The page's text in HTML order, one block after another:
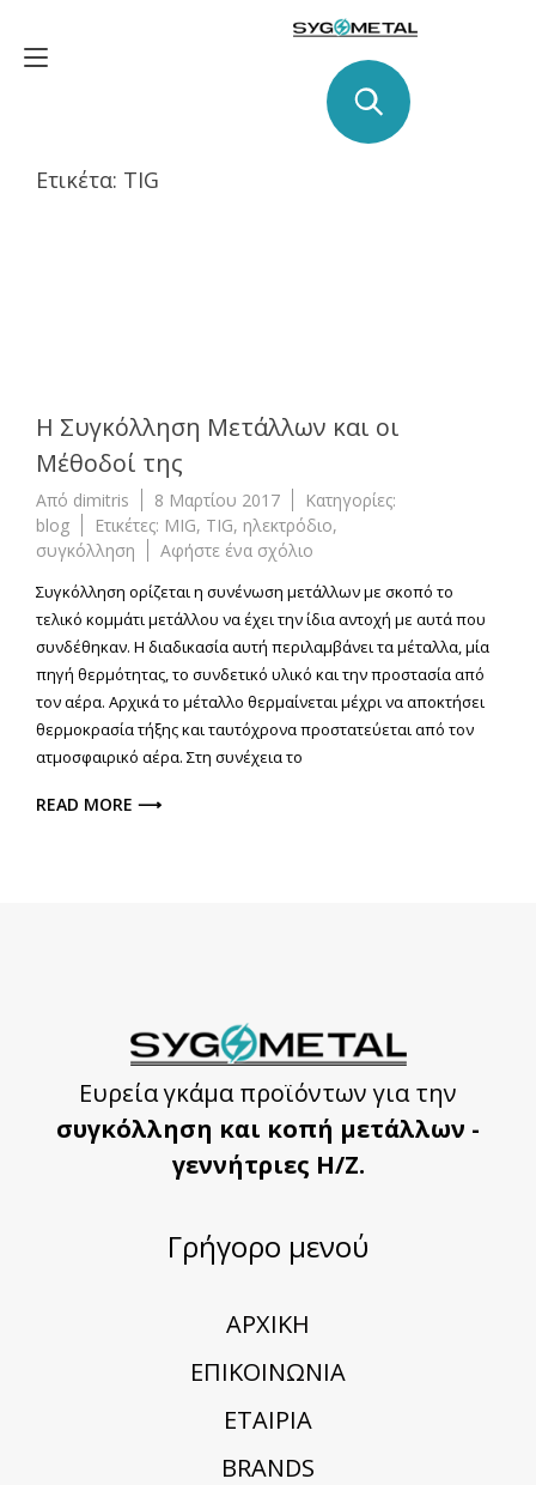
contentToggle
Ετικέτα: TIG
Η Συγκόλληση Μετάλλων και οι
Μέθοδοί της
Από dimitris 8 Μαρτίου 2017
Κατηγορίες:
blog
Ετικέτες: MIG, TIG, ηλεκτρόδιο,
συγκόλληση
Αφήστε ένα σχόλιο
Συγκόλληση
Μετάλλων
και
οι
Μέθοδοί
της
Συγκόλληση ορίζεται η συνένωση μετάλλων με σκοπό το
τελικό κομμάτι μετάλλου να έχει την ίδια αντοχή με αυτά που
συνδέθηκαν. Η διαδικασία αυτή περιλαμβάνει τα μέταλλα, μία
πηγή θερμότητας, το συνδετικό υλικό και την προστασία από
τον αέρα. Αρχικά το μέταλλο θερμαίνεται μέχρι να αποκτήσει
θερμοκρασία τήξης και ταυτόχρονα προστατεύεται από τον
ατμοσφαιρικό αέρα. Στη συνέχεια το
READ MORE ⟶
Ευρεία γκάμα προϊόντων για την
συγκόλληση και κοπή μετάλλων -
γεννήτριες Η/Ζ.
Γρήγορο μενού
ΑΡΧΙΚΗ
ΕΠΙΚΟΙΝΩΝΙΑ
ΕΤΑΙΡΙΑ
BRANDS